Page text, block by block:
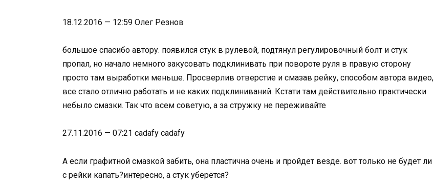
18.12.2016 — 12:59 Олег Резнов
большое спасибо автору. появился стук в рулевой, подтянул регулировочный болт и стук
пропал, но начало немного закусовать подклинивать при повороте руля в правую сторону
просто там выработки меньше. Просверлив отверстие и смазав рейку, способом автора видео,
все стало отлично работать и не каких подклиниваний. Кстати там действительно практически
небыло смазки. Так что всем советую, а за стружку не переживайте
27.11.2016 — 07:21 cadafy cadafy
А если графитной смазкой забить, она пластична очень и пройдет везде. вот только не будет ли
с рейки капать?интересно, а стук уберётся?